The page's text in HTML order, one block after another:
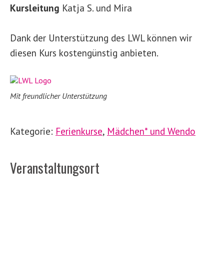
Kursleitung Katja S. und Mira
Dank der Unterstützung des LWL können wir
diesen Kurs kostengünstig anbieten.
Mit freundlicher Unterstützung
Kategorie: Ferienkurse, Mädchen* und Wendo
Veranstaltungsort